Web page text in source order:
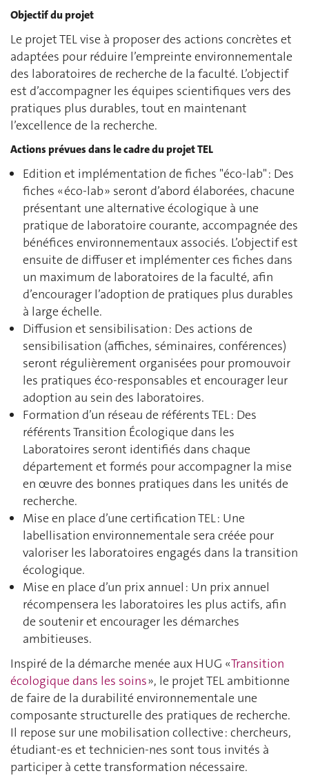
Objectif du projet
Le projet TEL vise à proposer des actions concrètes et
adaptées pour réduire l’empreinte environnementale
des laboratoires de recherche de la faculté. L’objectif
est d’accompagner les équipes scientifiques vers des
pratiques plus durables, tout en maintenant
l’excellence de la recherche.
Actions prévues dans le cadre du projet TEL
Edition et implémentation de fiches "éco-lab" : Des
fiches « éco-lab » seront d’abord élaborées, chacune
présentant une alternative écologique à une
pratique de laboratoire courante, accompagnée des
bénéfices environnementaux associés. L’objectif est
ensuite de diffuser et implémenter ces fiches dans
un maximum de laboratoires de la faculté, afin
d’encourager l’adoption de pratiques plus durables
à large échelle.
Diffusion et sensibilisation : Des actions de
sensibilisation (affiches, séminaires, conférences)
seront régulièrement organisées pour promouvoir
les pratiques éco-responsables et encourager leur
adoption au sein des laboratoires.
Formation d’un réseau de référents TEL : Des
référents Transition Écologique dans les
Laboratoires seront identifiés dans chaque
département et formés pour accompagner la mise
en œuvre des bonnes pratiques dans les unités de
recherche.
Mise en place d’une certification TEL : Une
labellisation environnementale sera créée pour
valoriser les laboratoires engagés dans la transition
écologique.
Mise en place d’un prix annuel : Un prix annuel
récompensera les laboratoires les plus actifs, afin
de soutenir et encourager les démarches
ambitieuses.
Inspiré de la démarche menée aux HUG «Transition
écologique dans les soins», le projet TEL ambitionne
de faire de la durabilité environnementale une
composante structurelle des pratiques de recherche.
Il repose sur une mobilisation collective : chercheurs,
étudiant-es et technicien-nes sont tous invités à
participer à cette transformation nécessaire.